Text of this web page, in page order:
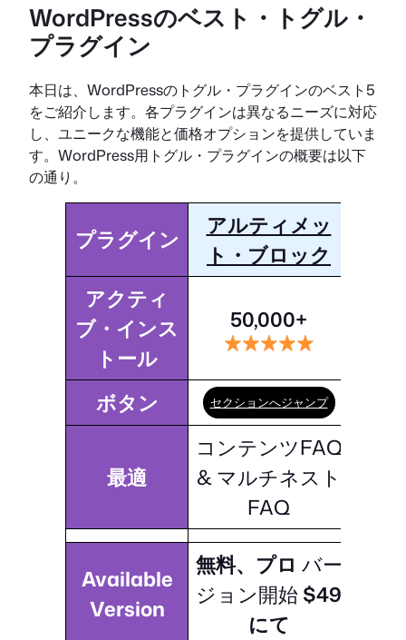
WordPressのベスト・トグル・
プラグイン
本日は、WordPressのトグル・プラグインのベスト5
をご紹介します。各プラグインは異なるニーズに対応
し、ユニークな機能と価格オプションを提供していま
す。WordPress用トグル・プラグインの概要は以下
の通り。
プラグイン
アルティメッ
ト・ブロック
アクティ
ブ・インス
トール
50,000+
ボタン セクションへジャンプ
最適
コンテンツFAQ
& マルチネスト
FAQ
Available
Version
無料、プロ バー
ジョン開始$49
にて